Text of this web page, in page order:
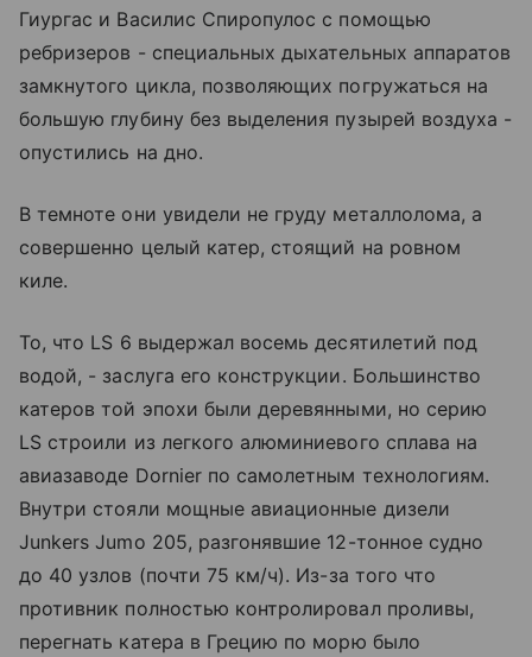
Гиургас и Василис Спиропулос с помощью
ребризеров - специальных дыхательных аппаратов
замкнутого цикла, позволяющих погружаться на
большую глубину без выделения пузырей воздуха -
опустились на дно.
В темноте они увидели не груду металлолома, а
совершенно целый катер, стоящий на ровном
киле.
То, что LS 6 выдержал восемь десятилетий под
водой, - заслуга его конструкции. Большинство
катеров той эпохи были деревянными, но серию
LS строили из легкого алюминиевого сплава на
авиазаводе Dornier по самолетным технологиям.
Внутри стояли мощные авиационные дизели
Junkers Jumo 205, разгонявшие 12-тонное судно
до 40 узлов (почти 75 км/ч). Из-за того что
противник полностью контролировал проливы,
перегнать катера в Грецию по морю было